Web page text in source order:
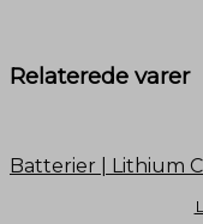
Relaterede varer
Batterier | Lithium